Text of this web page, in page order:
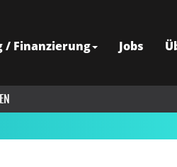
/ Finanzierung Jobs